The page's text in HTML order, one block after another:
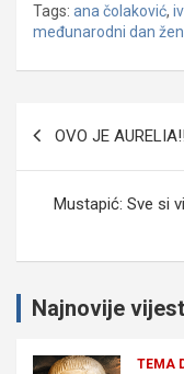
Tags: ana čolaković,
međunarodni dan
OVO JE
Mustapić: Sve si
Najnovije
TEMA